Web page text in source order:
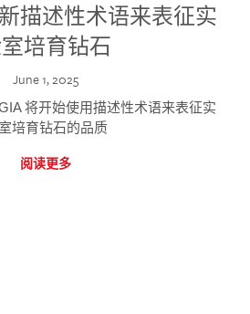
描述性术语来表征实
培育钻石
June 1, 2025
将开始使用描述性术语来表征实
培育钻石的品质
阅读更多